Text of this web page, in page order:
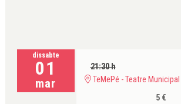
dissabte
01
mar
21:30 h
TeMePé - Teatre Municipal
5 €